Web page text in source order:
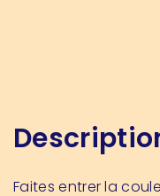
Faites entrer la